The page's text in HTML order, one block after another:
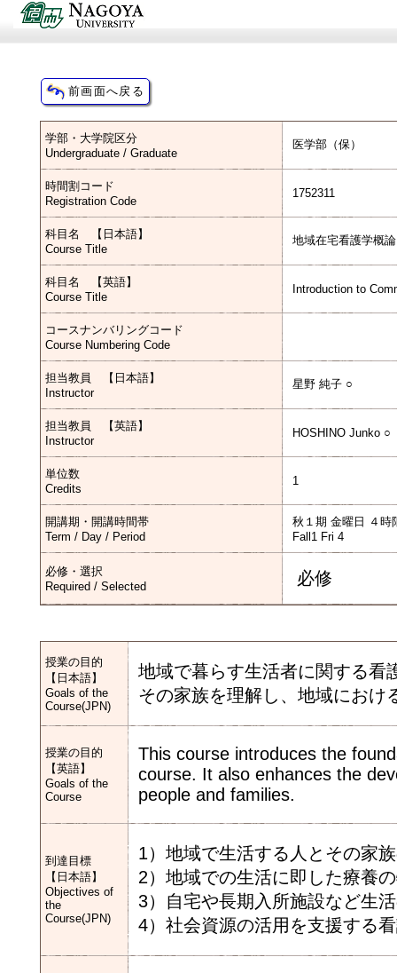
学部・大学院区分
Undergraduate / Graduate
医学部（保）
時間割コード
Registration Code
1752311
科目名 【日本語】
Course Title
地域在宅看護学概論
科目名 【英語】
Course Title
Introduction to
コースナンバリングコード
Course Numbering Code
担当教員 【日本語】
Instructor
星野 純子 ○
担当教員 【英語】
Instructor
HOSHINO Junko ○
単位数
Credits
1
開講期・開講時間帯
Term / Day / Period
秋１期 金曜日 ４時
Fall1 Fri 4
必修・選択
Required / Selected
必修
授業の目的
【日本語】
Goals of the
Course(JPN)
地域で暮らす生活者に関する看
その家族を理解し、地域におけ
授業の目的
【英語】
Goals of the
Course
This course introduces the
course. It also enhances the
people and families.
到達目標
【日本語】
Objectives of
the
Course(JPN)
1）地域で生活する人とその家
2）地域での生活に即した療養
3）自宅や長期入所施設など生
4）社会資源の活用を支援する